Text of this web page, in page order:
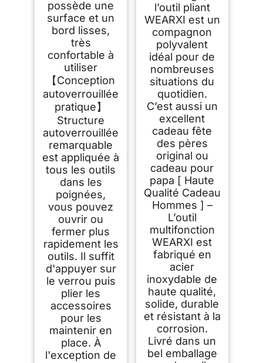
possède une
surface et un
bord lisses,
très
confortable à
utiliser
【Conception
autoverrouillée
pratique】
Structure
autoverrouillée
remarquable
est appliquée à
tous les outils
dans les
poignées,
vous pouvez
ouvrir ou
fermer plus
rapidement les
outils. Il suffit
d'appuyer sur
le verrou puis
plier les
accessoires
pour les
maintenir en
place. À
l'exception de
l’outil pliant
WEARXI est un
compagnon
polyvalent
idéal pour de
nombreuses
situations du
quotidien.
C’est aussi un
excellent
cadeau fête
des pères
original ou
cadeau pour
papa [ Haute
Qualité Cadeau
Hommes ] –
L’outil
multifonction
WEARXI est
fabriqué en
acier
inoxydable de
haute qualité,
solide, durable
et résistant à la
corrosion.
Livré dans un
bel emballage